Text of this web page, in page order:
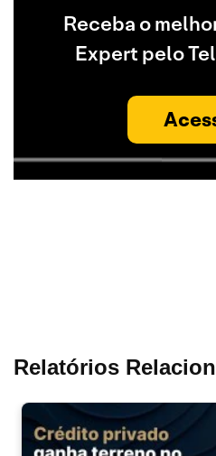
Receba o
Expert pelo
Relatórios